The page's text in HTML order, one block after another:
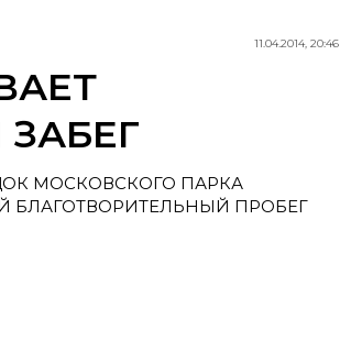
11.04.2014, 20:46
МОСКОВСКОГО ПАРКА
БЛАГОТВОРИТЕЛЬНЫЙ ПРОБЕГ